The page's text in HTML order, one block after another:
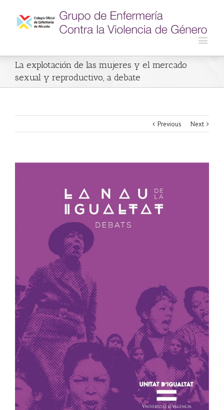
La explotación de las mujeres y el mercado
sexual y reproductivo, a debate
Previous Next